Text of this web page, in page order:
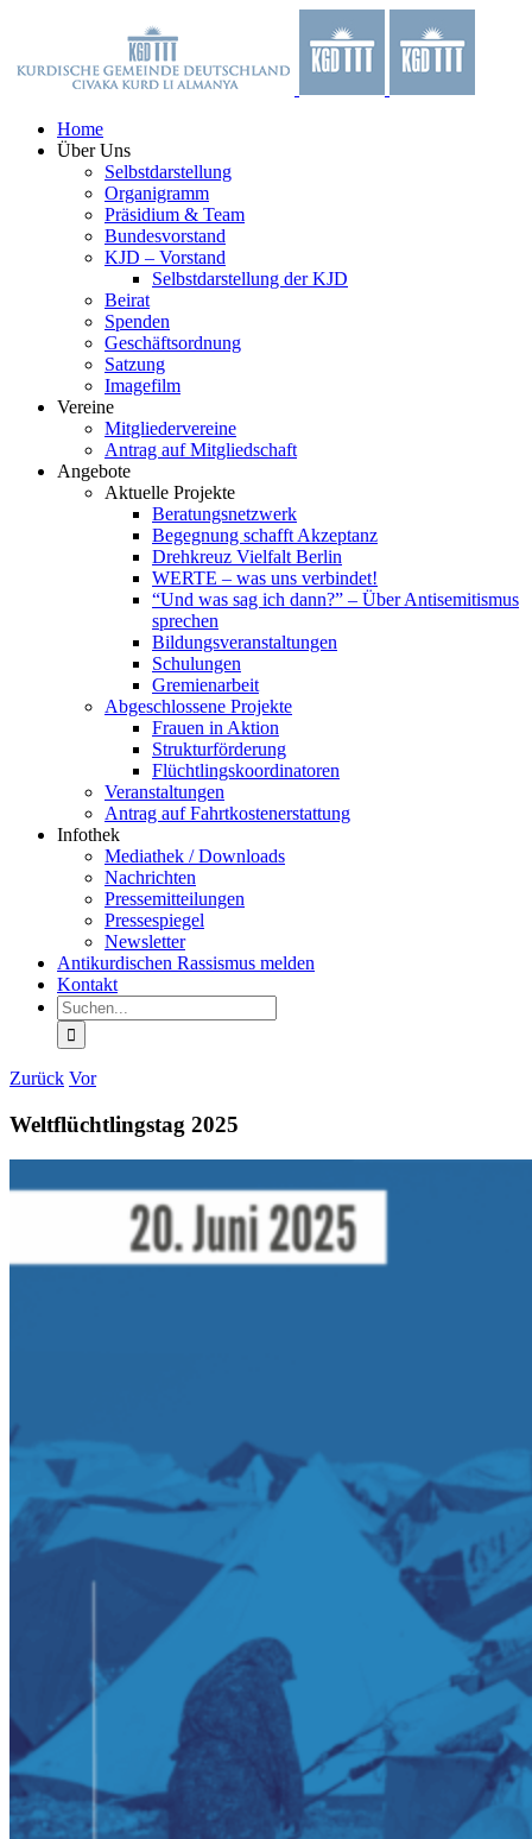
springen
Home
Über Uns
Selbstdarstellung
Organigramm
Präsidium & Team
Bundesvorstand
KJD – Vorstand
Selbstdarstellung der KJD
Beirat
Spenden
Geschäftsordnung
Satzung
Imagefilm
Vereine
Mitgliedervereine
Antrag auf Mitgliedschaft
Angebote
Aktuelle Projekte
Beratungsnetzwerk
Begegnung schafft Akzeptanz
Drehkreuz Vielfalt Berlin
WERTE – was uns verbindet!
“Und was sag ich dann?” – Über Antisemitismus
sprechen
Bildungsveranstaltungen
Schulungen
Gremienarbeit
Abgeschlossene Projekte
Frauen in Aktion
Strukturförderung
Flüchtlingskoordinatoren
Veranstaltungen
Antrag auf Fahrtkostenerstattung
Infothek
Mediathek / Downloads
Nachrichten
Pressemitteilungen
Pressespiegel
Newsletter
Antikurdischen Rassismus melden
Kontakt
Suche
nach:
Zurück Vor
Weltflüchtlingstag 2025